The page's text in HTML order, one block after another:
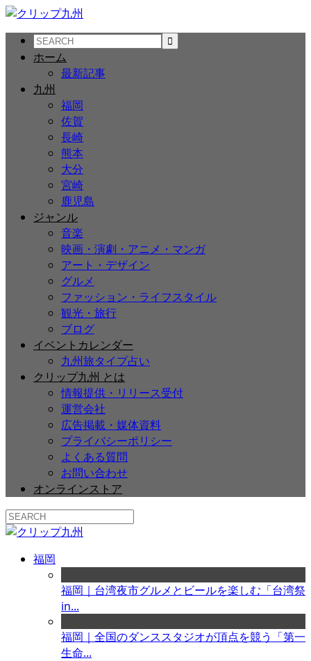
ホーム
最新記事
九州
福岡
佐賀
長崎
熊本
大分
宮崎
鹿児島
ジャンル
音楽
映画・演劇・アニメ・マンガ
アート・デザイン
グルメ
ファッション・ライフスタイル
観光・旅行
ブログ
イベントカレンダー
九州旅タイプ占い
クリップ九州 とは
情報提供・リリース受付
運営会社
広告掲載・媒体資料
プライバシーポリシー
よくある質問
お問い合わせ
オンラインストア
福岡
福岡｜台湾夜市グルメとビールを楽しむ「台湾祭
in...
福岡｜全国のダンススタジオが頂点を競う「第一
生命...